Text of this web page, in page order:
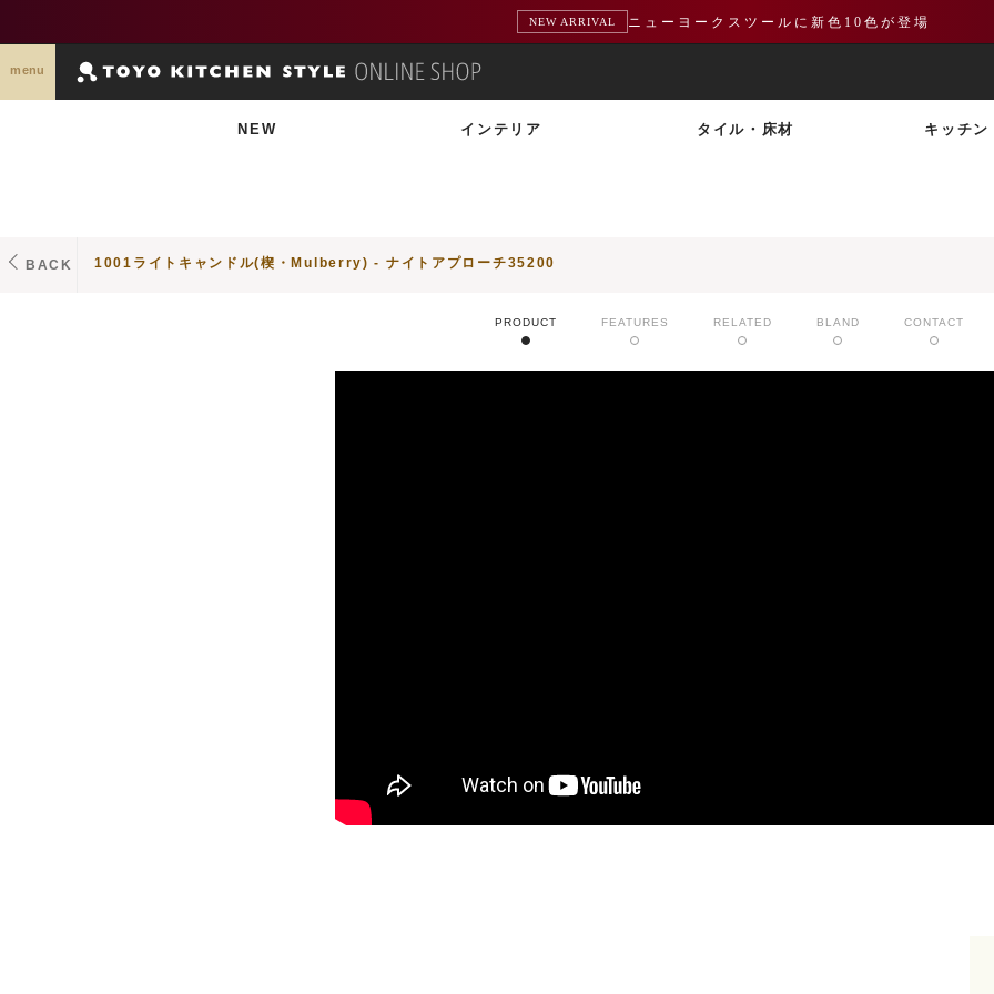
NEW ARRIVAL ニューヨークスツールに新色10色が登場
重要 熊本地震による配送遅延のお知らせ
menu
NEW インテリア タイル・床材 キッチン
BACK 1001ライトキャンドル(楔・Mulberry) - ナイトアプローチ35200
PRODUCT FEATURES RELATED BLAND CONTACT